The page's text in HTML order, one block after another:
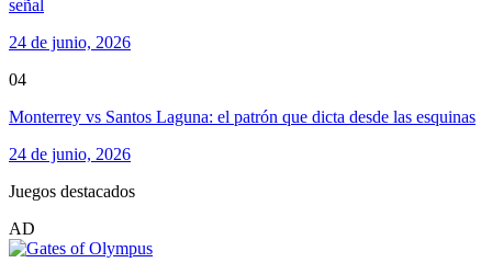
señal
24 de junio, 2026
04
Monterrey vs Santos Laguna: el patrón que dicta desde las esquinas
24 de junio, 2026
Juegos destacados
AD